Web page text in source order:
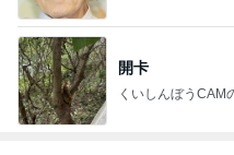
開卡
くいしんぼうCAM